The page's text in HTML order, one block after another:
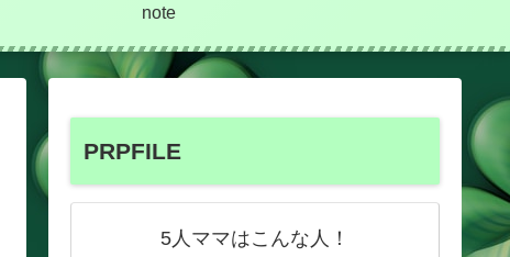
note
PRPFILE
5人ママはこんな人！